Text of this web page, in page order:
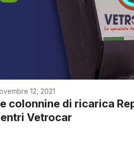
12, 2021
colonnine di ricarica
Vetrocar